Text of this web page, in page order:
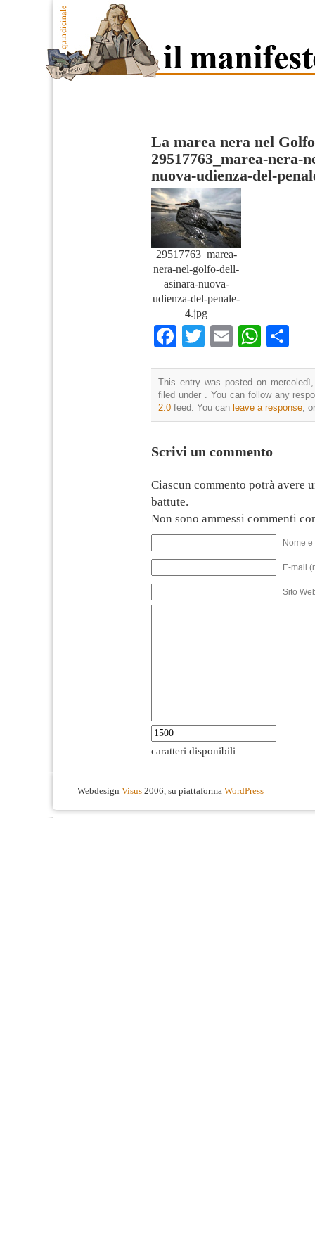
La marea nera nel
29517763_marea-nera-
nuova-udienza-del-
29517763_marea-
nera-nel-golfo-dell-
asinara-nuova-
udienza-del-penale-
4.jpg
Facebook
TwitterEmail
This entry was posted on
filed under . You can follow any
2.0 feed. You can leave a response,
Scrivi un commento
Ciascun commento potrà avere
battute.
Non sono ammessi commenti
Nome
E-mail
Sito
caratteri disponibili
Webdesign Visus 2006, su piattaforma WordPress